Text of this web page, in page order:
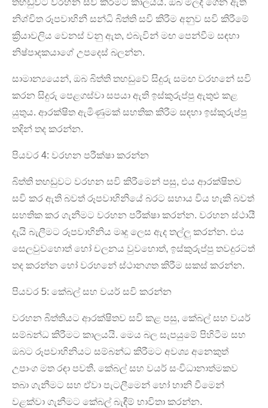
තහඩුවට වරහන සවි කිරීමට කාලයයි. ඔබ මිලදී ගෙන ඇති
නිශ්චිත රූපවාහිනී සන්ධි බිත්ති සවි කිරීම අනුව සවි කිරීමේ
ක්‍රියාවලිය වෙනස් වනු ඇත, එබැවින් මඟ පෙන්වීම සඳහා
නිෂ්පාදකයාගේ උපදෙස් බලන්න.
සාමාන්‍යයෙන්, ඔබ බිත්ති තහඩුවේ සිදුරු සමඟ වරහනේ සවි
කරන සිදුරු පෙළගස්වා සපයා ඇති ඉස්කුරුප්පු ඇතුළු කළ
යුතුය. ආරක්ෂිත ඇමිණුමක් සහතික කිරීම සඳහා ඉස්කුරුප්පු
තදින් තද කරන්න.
පියවර 4: වරහන පරීක්ෂා කරන්න
බිත්ති තහඩුවට වරහන සවි කිරීමෙන් පසු, එය ආරක්ෂිතව
සවි කර ඇති බවත් රූපවාහිනියේ බරට සහාය විය හැකි බවත්
සහතික කර ගැනීමට වරහන පරීක්ෂා කරන්න. වරහන ස්ථායී
දැයි බැලීමට රූපවාහිනිය මෘදු ලෙස ඇද තල්ලු කරන්න. එය
සෙලවුවහොත් හෝ චලනය වුවහොත්, ඉස්කුරුප්පු තවදුරටත්
තද කරන්න හෝ වරහනේ ස්ථානගත කිරීම සකස් කරන්න.
පියවර 5: කේබල් සහ වයර් සවි කරන්න
වරහන බිත්තියට ආරක්ෂිතව සවි කළ පසු, කේබල් සහ වයර්
සම්බන්ධ කිරීමට කාලයයි. මෙය බල සැපයුමේ පිහිටීම සහ
ඔබට රූපවාහිනියට සම්බන්ධ කිරීමට අවශ්‍ය අනෙකුත්
උපාංග මත රඳා පවතී. කේබල් සහ වයර් සංවිධානාත්මකව
තබා ගැනීමට සහ ඒවා පැටලීමෙන් හෝ හානි වීමෙන්
වළක්වා ගැනීමට කේබල් බැඳීම් භාවිතා කරන්න.